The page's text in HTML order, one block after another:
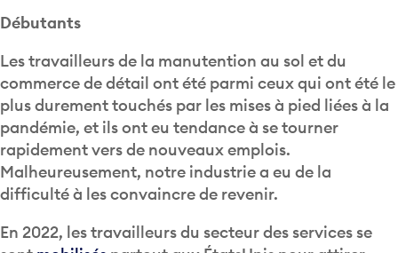
Débutants
Les travailleurs de la manutention au sol et du
commerce de détail ont été parmi ceux qui ont été le
plus durement touchés par les mises à pied liées à la
pandémie, et ils ont eu tendance à se tourner
rapidement vers de nouveaux emplois.
Malheureusement, notre industrie a eu de la
difficulté à les convaincre de revenir.
En 2022, les travailleurs du secteur des services se